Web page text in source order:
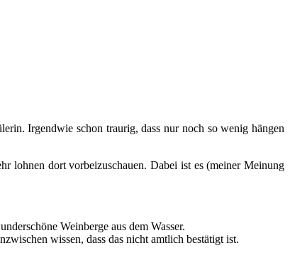
Irgendwie schon traurig, dass nur noch so wenig hängen
lohnen dort vorbeizuschauen. Dabei ist es (meiner Meinung
Weinberge aus dem Wasser.
wissen, dass das nicht amtlich bestätigt ist.